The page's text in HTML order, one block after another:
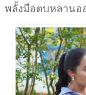
พลั้งมือตบหลาน